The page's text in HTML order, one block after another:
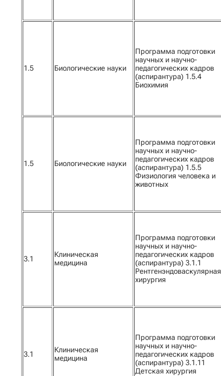
1.5 Биологические науки
Программа подготовки
научных и научно-
педагогических кадров
(аспирантура) 1.5.4
Биохимия
1.5 Биологические науки
Программа подготовки
научных и научно-
педагогических кадров
(аспирантура) 1.5.5
Физиология человека и
животных
3.1
Клиническая
медицина
Программа подготовки
научных и научно-
педагогических кадров
(аспирантура) 3.1.1
Рентгенэндоваскулярная
хирургия
3.1
Клиническая
медицина
Программа подготовки
научных и научно-
педагогических кадров
(аспирантура) 3.1.11
Детская хирургия